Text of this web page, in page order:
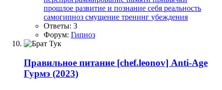
прошлое развитие и познание себя реальность
самогипноз смущение тренинг убеждения
Ответы: 3
Форум: Гипноз
Правильное питание [chef.leonov] Anti-Age
Гурмэ (2023)